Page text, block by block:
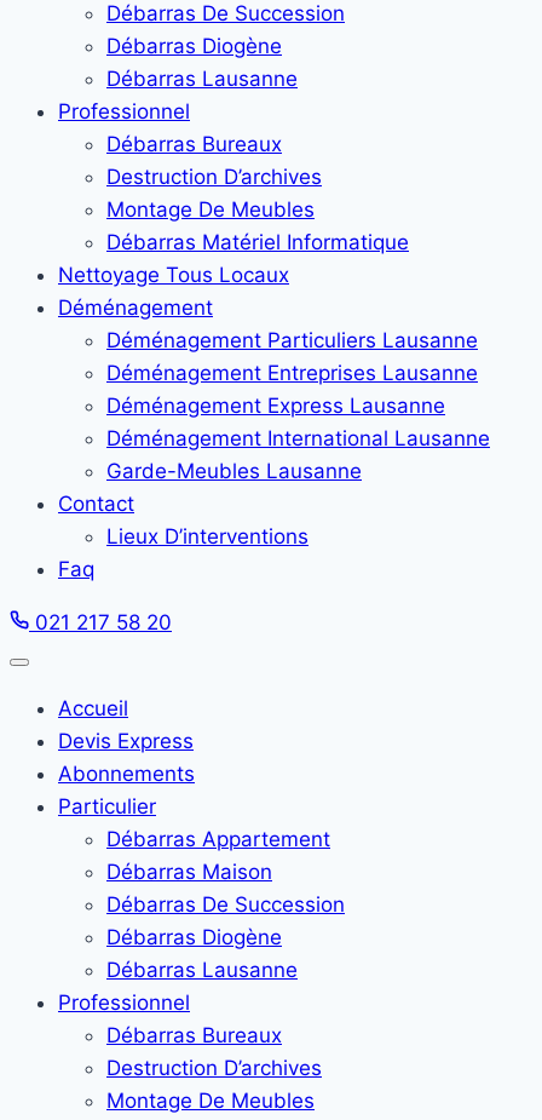
Débarras De Succession
Débarras Diogène
Débarras Lausanne
Professionnel
Débarras Bureaux
Destruction D’archives
Montage De Meubles
Débarras Matériel Informatique
Nettoyage Tous Locaux
Déménagement
Déménagement Particuliers Lausanne
Déménagement Entreprises Lausanne
Déménagement Express Lausanne
Déménagement International Lausanne
Garde-Meubles Lausanne
Contact
Lieux D’interventions
Faq
021 217 58 20
Accueil
Devis Express
Abonnements
Particulier
Débarras Appartement
Débarras Maison
Débarras De Succession
Débarras Diogène
Débarras Lausanne
Professionnel
Débarras Bureaux
Destruction D’archives
Montage De Meubles